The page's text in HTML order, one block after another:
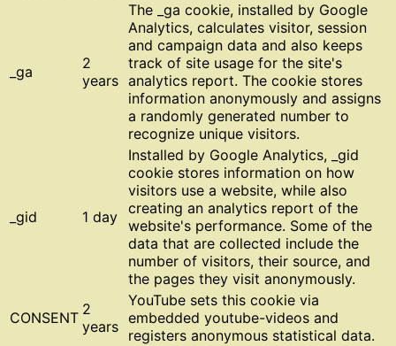
_ga
2
years
The _ga cookie, installed by Google
Analytics, calculates visitor, session
and campaign data and also keeps
track of site usage for the site's
analytics report. The cookie stores
information anonymously and assigns
a randomly generated number to
recognize unique visitors.
_gid 1 day
Installed by Google Analytics, _gid
cookie stores information on how
visitors use a website, while also
creating an analytics report of the
website's performance. Some of the
data that are collected include the
number of visitors, their source, and
the pages they visit anonymously.
CONSENT 2
years
YouTube sets this cookie via
embedded youtube-videos and
registers anonymous statistical data.